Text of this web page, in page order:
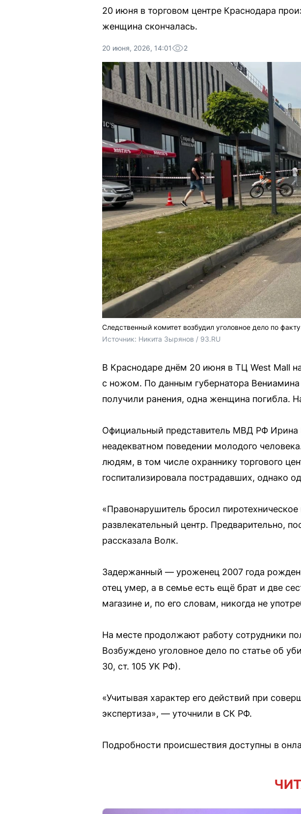
20 июня в торговом центре Краснодара
женщина скончалась.
20 июня, 2026, 14:01 2
Следственный комитет возбудил уголовное дело по
Источник: Никита Зырянов / 93.RU
В Краснодаре днём 20 июня в ТЦ West Mall
с ножом. По данным губернатора Вениамина
получили ранения, одна женщина погибла.
Официальный представитель МВД РФ Ирина
неадекватном поведении молодого
людям, в том числе охраннику торгового
госпитализировала пострадавших, однако
«Правонарушитель бросил
развлекательный центр. Предварительно,
рассказала Волк.
Задержанный — уроженец 2007 года
отец умер, а в семье есть ещё брат и две
магазине и, по его словам, никогда не
На месте продолжают работу сотрудники
Возбуждено уголовное дело по статье об
30, ст. 105 УК РФ).
«Учитывая характер его действий при
экспертиза», — уточнили в СК РФ.
Подробности происшествия доступны в